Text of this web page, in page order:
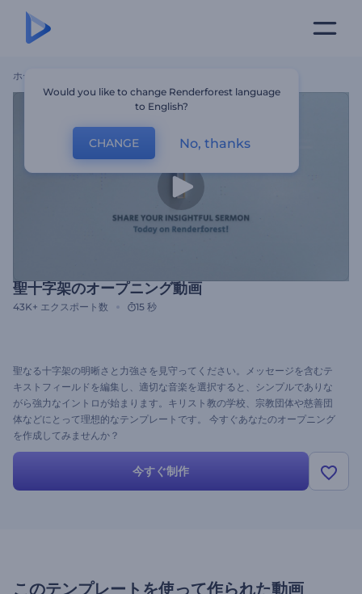
ホーム
聖十字架のオープニング動画
43K+ エクスポート数 15 秒
聖なる十字架の明晰さと力強さを見守ってください。メッセージを含むテ
キストフィールドを編集し、適切な音楽を選択すると、シンプルでありな
がら強力なイントロが始まります。キリスト教の学校、宗教団体や慈善団
体などにとって理想的なテンプレートです。 今すぐあなたのオープニング
を作成してみませんか？
今すぐ制作
このテンプレートを使って作られた動画
Would you like to change Renderforest language
to English?
CHANGE No, thanks